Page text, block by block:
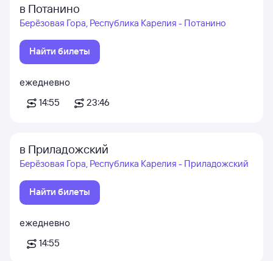
в Потанино
Берёзовая Гора, Республика Карелия - Потанино
Найти билеты
ежедневно
14:55
23:46
в Приладожский
Берёзовая Гора, Республика Карелия - Приладожский
Найти билеты
ежедневно
14:55